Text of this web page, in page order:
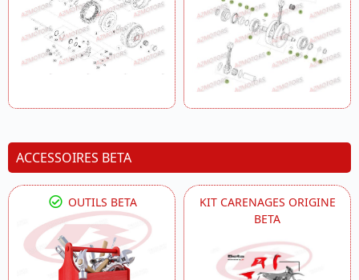
ACCESSOIRES BETA
OUTILS BETA
KIT CARENAGES ORIGINE
BETA